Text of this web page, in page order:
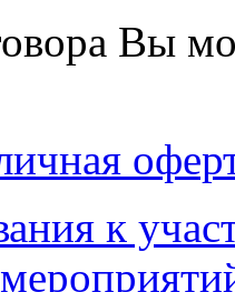
Вы
к